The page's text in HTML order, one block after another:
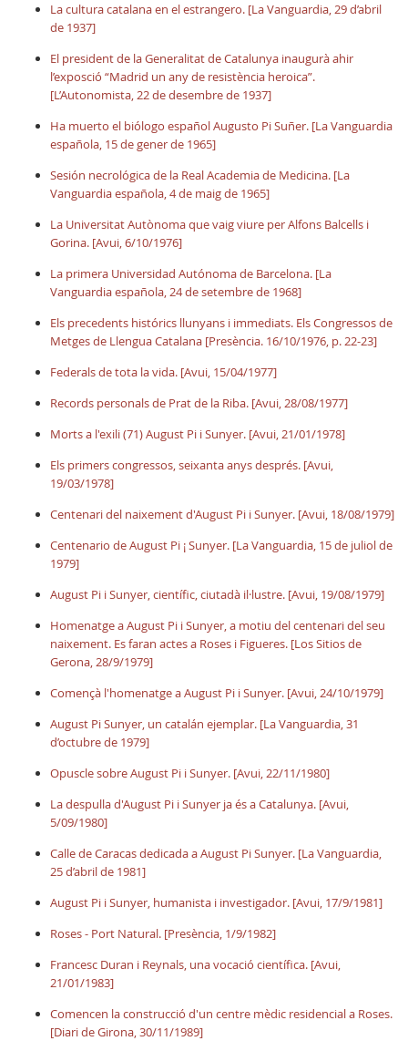
La cultura catalana en el estrangero. [La Vanguardia, 29 d’abril
de 1937]
El president de la Generalitat de Catalunya inaugurà ahir
l’exposció “Madrid un any de resistència heroica”.
[L’Autonomista, 22 de desembre de 1937]
Ha muerto el biólogo español Augusto Pi Suñer. [La Vanguardia
española, 15 de gener de 1965]
Sesión necrológica de la Real Academia de Medicina. [La
Vanguardia española, 4 de maig de 1965]
La Universitat Autònoma que vaig viure per Alfons Balcells i
Gorina. [Avui, 6/10/1976]
La primera Universidad Autónoma de Barcelona. [La
Vanguardia española, 24 de setembre de 1968]
Els precedents histórics llunyans i immediats. Els Congressos de
Metges de Llengua Catalana [Presència. 16/10/1976, p. 22-23]
Federals de tota la vida. [Avui, 15/04/1977]
Records personals de Prat de la Riba. [Avui, 28/08/1977]
Morts a l'exili (71) August Pi i Sunyer. [Avui, 21/01/1978]
Els primers congressos, seixanta anys després. [Avui,
19/03/1978]
Centenari del naixement d'August Pi i Sunyer. [Avui, 18/08/1979]
Centenario de August Pi ¡ Sunyer. [La Vanguardia, 15 de juliol de
1979]
August Pi i Sunyer, científic, ciutadà il·lustre. [Avui, 19/08/1979]
Homenatge a August Pi i Sunyer, a motiu del centenari del seu
naixement. Es faran actes a Roses i Figueres. [Los Sitios de
Gerona, 28/9/1979]
Començà l'homenatge a August Pi i Sunyer. [Avui, 24/10/1979]
August Pi Sunyer, un catalán ejemplar. [La Vanguardia, 31
d’octubre de 1979]
Opuscle sobre August Pi i Sunyer. [Avui, 22/11/1980]
La despulla d'August Pi i Sunyer ja és a Catalunya. [Avui,
5/09/1980]
Calle de Caracas dedicada a August Pi Sunyer. [La Vanguardia,
25 d’abril de 1981]
August Pi i Sunyer, humanista i investigador. [Avui, 17/9/1981]
Roses - Port Natural. [Presència, 1/9/1982]
Francesc Duran i Reynals, una vocació científica. [Avui,
21/01/1983]
Comencen la construcció d'un centre mèdic residencial a Roses.
[Diari de Girona, 30/11/1989]